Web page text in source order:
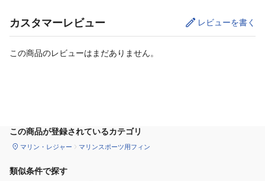
カスタマーレビュー レビューを書く
この商品のレビューはまだありません。
この商品が登録されているカテゴリ
マリン・レジャー マリンスポーツ用フィン
類似条件で探す